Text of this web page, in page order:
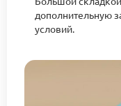
дополнительную
условий.